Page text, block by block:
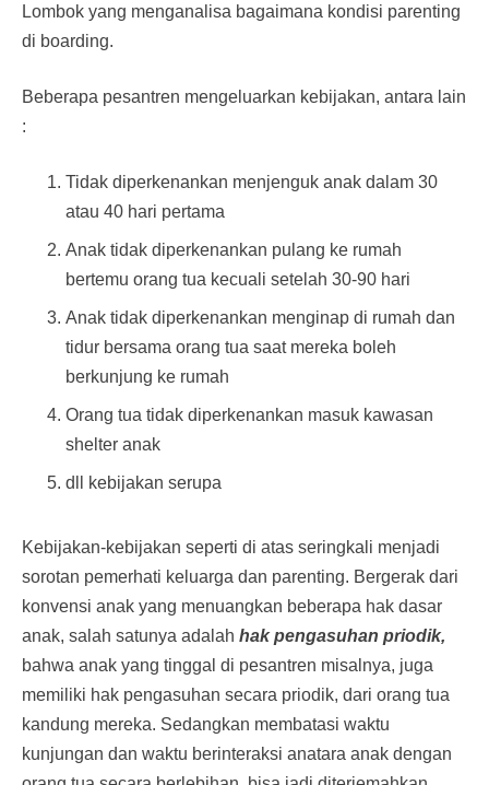
Lombok yang menganalisa bagaimana kondisi parenting
di boarding.
Beberapa pesantren mengeluarkan kebijakan, antara lain
:
Tidak diperkenankan menjenguk anak dalam 30
atau 40 hari pertama
Anak tidak diperkenankan pulang ke rumah
bertemu orang tua kecuali setelah 30-90 hari
Anak tidak diperkenankan menginap di rumah dan
tidur bersama orang tua saat mereka boleh
berkunjung ke rumah
Orang tua tidak diperkenankan masuk kawasan
shelter anak
dll kebijakan serupa
Kebijakan-kebijakan seperti di atas seringkali menjadi
sorotan pemerhati keluarga dan parenting. Bergerak dari
konvensi anak yang menuangkan beberapa hak dasar
anak, salah satunya adalah hak pengasuhan priodik,
bahwa anak yang tinggal di pesantren misalnya, juga
memiliki hak pengasuhan secara priodik, dari orang tua
kandung mereka. Sedangkan membatasi waktu
kunjungan dan waktu berinteraksi anatara anak dengan